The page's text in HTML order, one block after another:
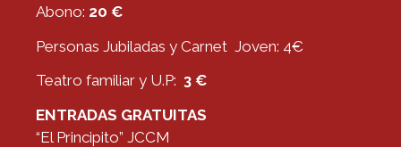
Abono: 20 €
Personas Jubiladas y Carnet Joven: 4€
Teatro familiar y U.P: 3 €
ENTRADAS GRATUITAS
“El Principito” JCCM